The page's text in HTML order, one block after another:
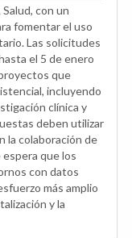
con un
fomentar el uso
Las solicitudes
el 5 de enero
que
incluyendo
clínica y
deben utilizar
la colaboración de
que los
con datos
más amplio
y la